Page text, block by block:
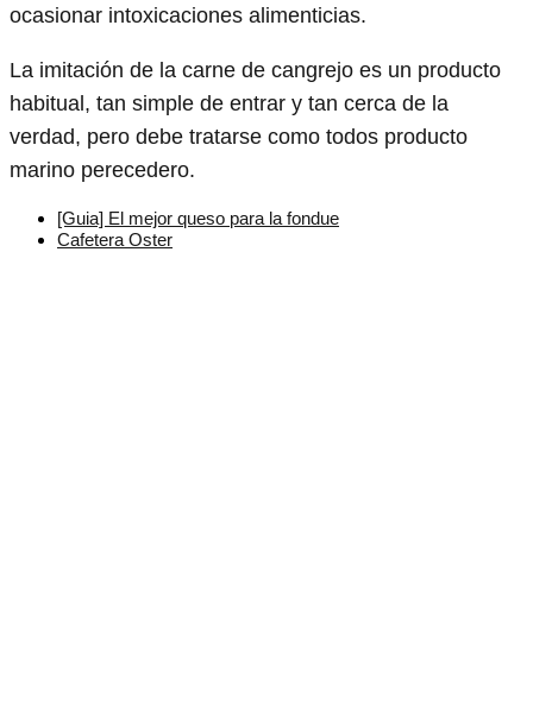
ocasionar intoxicaciones alimenticias.
La imitación de la carne de cangrejo es un producto
habitual, tan simple de entrar y tan cerca de la
verdad, pero debe tratarse como todos producto
marino perecedero.
[Guia] El mejor queso para la fondue
Cafetera Oster